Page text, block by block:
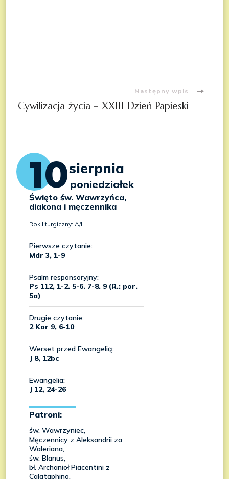
wpisu
Następny wpis
Cywilizacja życia – XXIII Dzień Papieski